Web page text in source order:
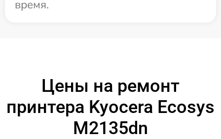
время.
Цены на ремонт
принтера Kyocera Ecosys
M2135dn